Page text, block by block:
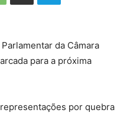
da Câmara
para a próxima
por quebra